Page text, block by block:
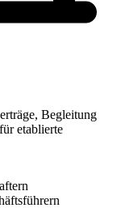
Begleitung
etablierte